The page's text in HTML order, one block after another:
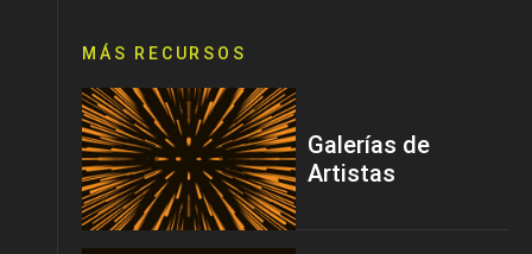
MÁS RECURSOS
Galerías de
Artistas